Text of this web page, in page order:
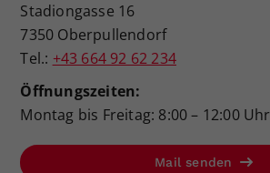
Stadiongasse 16
7350 Oberpullendorf
Tel.: +43 664 92 62 234
Öffnungszeiten:
Montag bis Freitag: 8:00 – 12:00 Uhr
Mail senden